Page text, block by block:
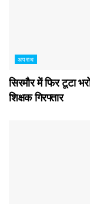
अपराध
सिरमौर में फिर टूटा
शिक्षक गिरफ्तार